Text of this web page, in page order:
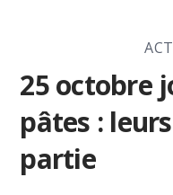
25 octobre
pâtes :
partie